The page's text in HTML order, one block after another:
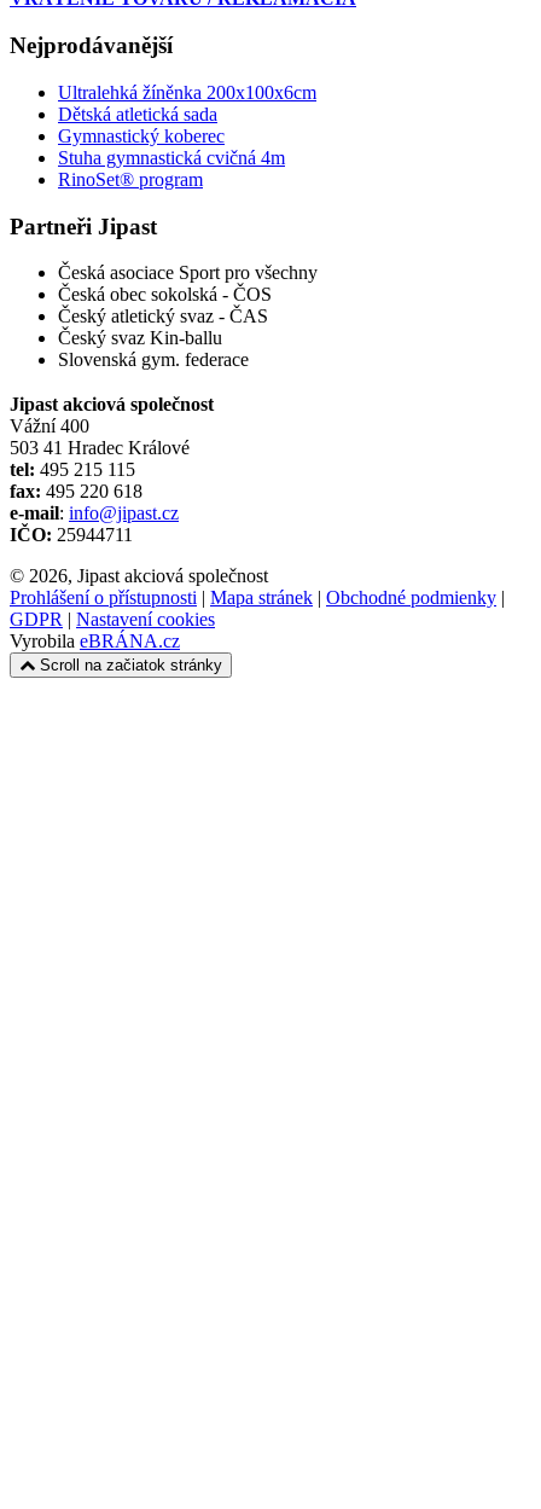
Nejprodávanější
Ultralehká žíněnka 200x100x6cm
Dětská atletická sada
Gymnastický koberec
Stuha gymnastická cvičná 4m
RinoSet® program
Partneři Jipast
Česká asociace Sport pro všechny
Česká obec sokolská - ČOS
Český atletický svaz - ČAS
Český svaz Kin-ballu
Slovenská gym. federace
Jipast akciová společnost
Vážní 400
503 41 Hradec Králové
tel: 495 215 115
fax: 495 220 618
e-mail: info@jipast.cz
IČO: 25944711
© 2026, Jipast akciová společnost
Prohlášení o přístupnosti | Mapa stránek | Obchodné podmienky |
GDPR | Nastavení cookies
Vyrobila eBRÁNA.cz
Scroll na začiatok stránky